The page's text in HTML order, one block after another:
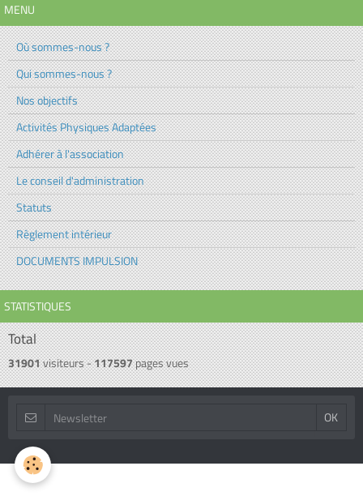
MENU
Où sommes-nous ?
Qui sommes-nous ?
Nos objectifs
Activités Physiques Adaptées
Adhérer à l'association
Le conseil d'administration
Statuts
Règlement intérieur
DOCUMENTS IMPULSION
STATISTIQUES
Total
31901visiteurs -117597pages vues